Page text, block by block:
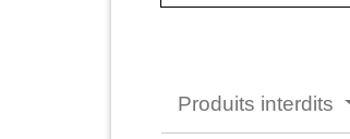
Produits interdits